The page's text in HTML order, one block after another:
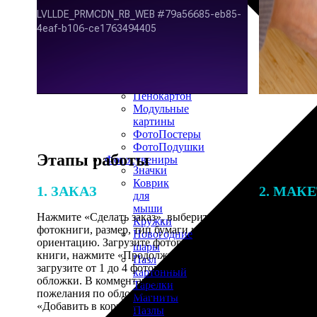
20х45
Пенокартон
Модульные
картины
ФотоПостеры
ФотоПодушки
Фотоcувениры
Значки
Коврик
для
мыши
Кружки
Новогодние
шары
Пазл
картонный
Тарелки
Магниты
Пазлы
Этапы работы
1. ЗАКАЗ
Нажмите «Сделать заказ», выберите тип
фотокниги, размер, тип бумаги и
ориентацию. Загрузите фотографии для
книги, нажмите «Продолжить» и
загрузите от 1 до 4 фотографий для
обложки. В комментарии оставьте свои
пожелания по обложке, нажмите
«Добавить в корзину».
2.